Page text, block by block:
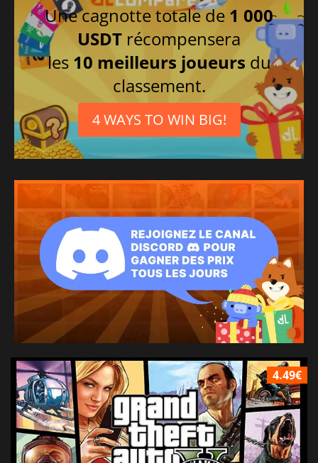
Une cagnotte totale de 1 000
USDT récompensera
les 10 meilleurs joueurs du
classement.
4 WAYS TO WIN BIG!
4.49€